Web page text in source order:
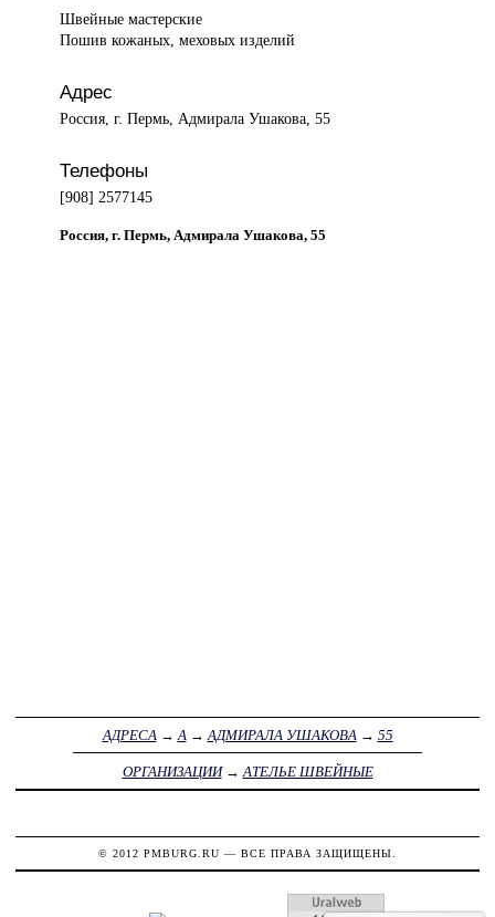
Швейные мастерские
Пошив кожаных, меховых изделий
Адрес
Россия, г. Пермь, Адмирала Ушакова, 55
Телефоны
[908] 2577145
Россия, г. Пермь, Адмирала Ушакова, 55
АДРЕСА→А→АДМИРАЛА УШАКОВА→ 55
ОРГАНИЗАЦИИ→ АТЕЛЬЕ ШВЕЙНЫЕ
© 2012 PMBURG.RU — ВСЕ ПРАВА ЗАЩИЩЕНЫ.